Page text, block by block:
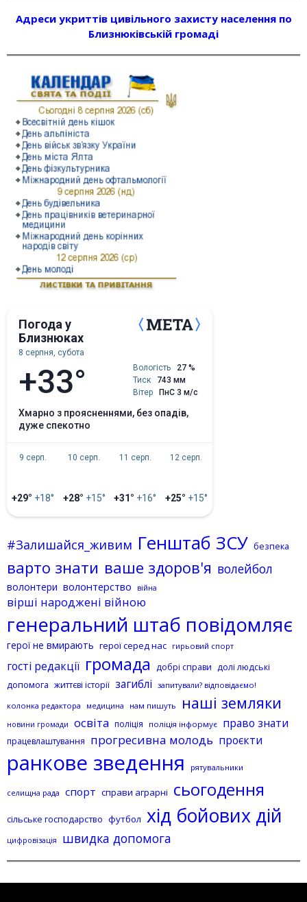
Адреси укриттів цивільного захисту населення по
Близнюківській громаді
Погода у
Близнюках
8 серпня, субота
+33° Вологість
27 %
Тиск
743 мм
Вітер
ПнС 3 м/с
хмарно з проясненнями, без опадів,
дуже спекотно
9 серп.
+29° +18°
10 серп.
+28° +15°
11 серп.
+31° +16°
12 серп.
+25° +15°
#Залишайся_живим Генштаб ЗСУ безпека
варто знати ваше здоров'я волейбол
волонтери волонтерство війна
вірші народжені війною
генеральний штаб повідомляє
герої не вмирають герої серед нас гирьовий спорт
гості редакції громада добрі справи долі людські
допомога життєві історії загиблі запитували? відповідаємо!
колонка редактора
медицина нам пишуть наші земляки
новини громади освіта поліція поліція інформує право знати
працевлаштування прогресивна молодь проєкти
ранкове зведення рятувальники
селищна рада спорт справи аграрні сьогодення
сільське господарство футбол хід бойових дій
цифровізація швидка допомога